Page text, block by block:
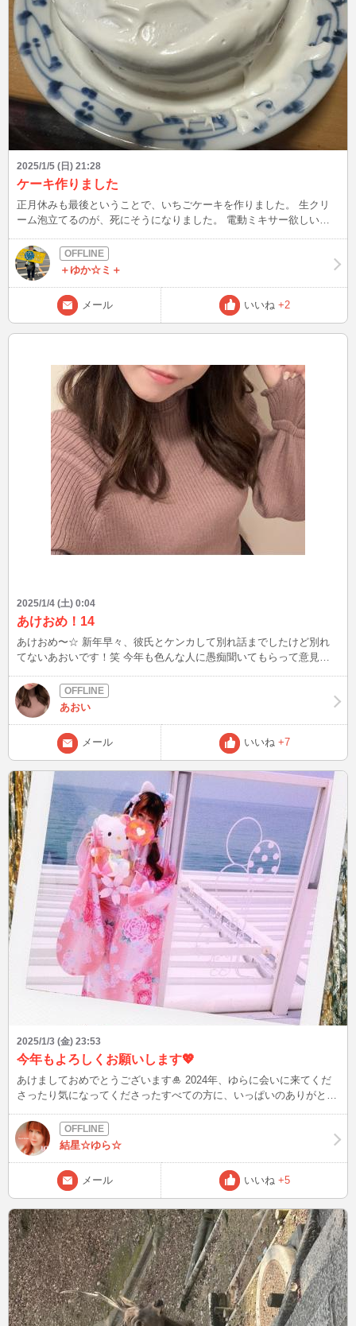
2025/1/5 (日) 21:28
ケーキ作りました
正月休みも最後ということで、いちごケーキを作りました。 生クリ
ーム泡立てるのが、死にそうになりました。 電動ミキサー欲しいで
＋ゆか☆ミ＋
メール いいね +2
2025/1/4 (土) 0:04
あけおめ！14
あけおめ〜☆ 新年早々、彼氏とケンカして別れ話までしたけど別れ
てないあおいです！笑 今年も色んな人に愚痴聞いてもらって意見も
あおい
メール いいね +7
2025/1/3 (金) 23:53
今年もよろしくお願いします💖
あけましておめでとうございます🎍 2024年、ゆらに会いに来てくだ
さったり気になってくださったすべての方に、いっぱいのありがと
✨ 誰にも言えないお話や、ゆらだから話したいと思うことを話してく
れたら嬉しいし、慌ただしく過ぎてく日々のなかで、ちょっぴりなに
かを見失いそうなとき、寂しいとき。ゆらがここにいるよってギュっ
てしたい💗ゆらもされたい૮₍˶ᵔ ᵕ ᵔ˶₎ა 今年もあなたの心に彩りや、ふん
わり甘い癒しやドキドキをお届けできたらいいな(*´˘`*)♡ 超絶マイペ
ースでレアキャラすぎるけど、今年も仲良くしてください(*ˊᵕˋ)ˊᵕˋ*)♡
なかなか事前告知できなくてごめんなさいだけど、会えた日はラッキ
ーDAYとか、いいことが起きる前兆と思ってね💖
結星☆ゆら☆
メール いいね +5